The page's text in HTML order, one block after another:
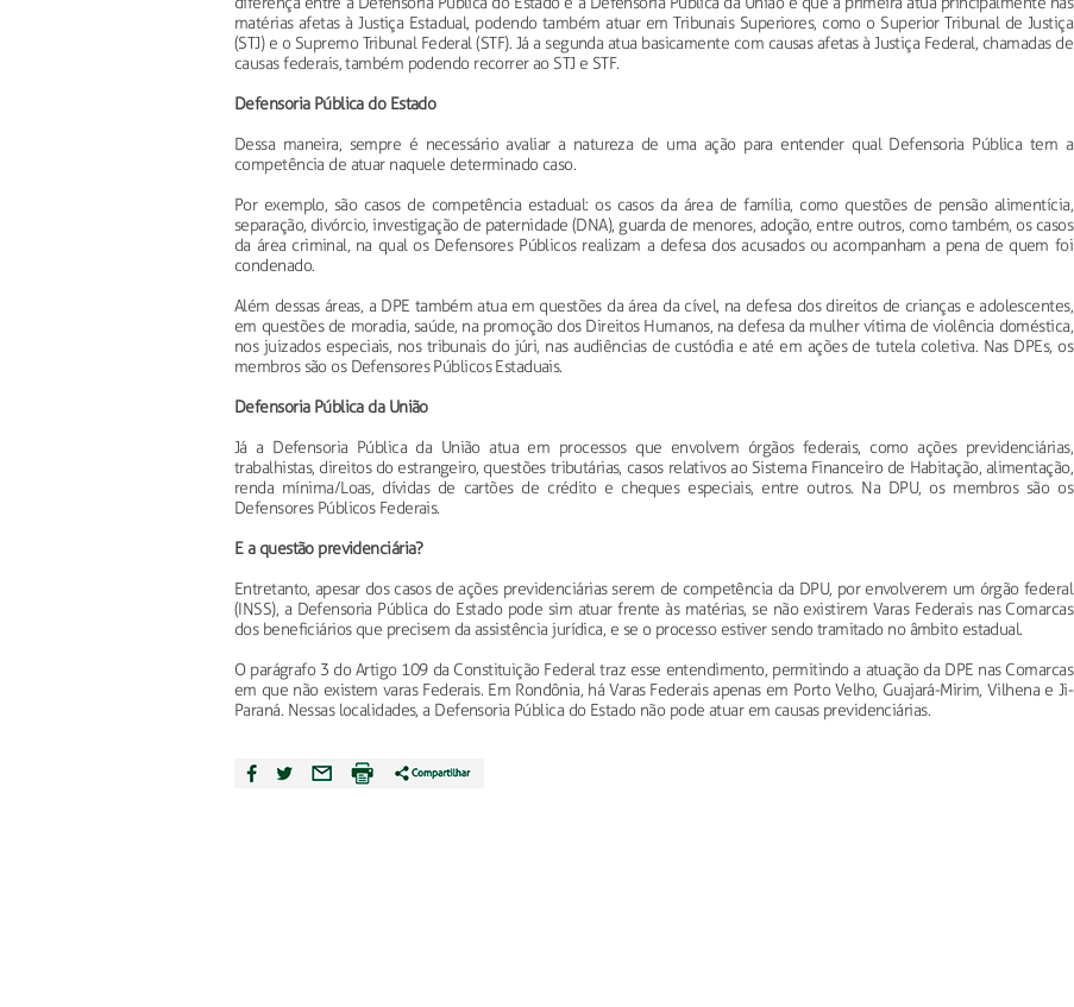
matérias afetas à Justiça Estadual, podendo também atuar em Tribunais Superiores, como o Superior Tribunal de Justiça
(STJ) e o Supremo Tribunal Federal (STF). Já a segunda atua basicamente com causas afetas à Justiça Federal, chamadas de
causas federais, também podendo recorrer ao STJ e STF.
Defensoria Pública do Estado
Dessa maneira, sempre é necessário avaliar a natureza de uma ação para entender qual Defensoria Pública tem a
competência de atuar naquele determinado caso.
Por exemplo, são casos de competência estadual: os casos da área de família, como questões de pensão alimentícia,
separação, divórcio, investigação de paternidade (DNA), guarda de menores, adoção, entre outros, como também, os casos
da área criminal, na qual os Defensores Públicos realizam a defesa dos acusados ou acompanham a pena de quem foi
condenado.
Além dessas áreas, a DPE também atua em questões da área da cível, na defesa dos direitos de crianças e adolescentes,
em questões de moradia, saúde, na promoção dos Direitos Humanos, na defesa da mulher vítima de violência doméstica,
nos juizados especiais, nos tribunais do júri, nas audiências de custódia e até em ações de tutela coletiva. Nas DPEs, os
membros são os Defensores Públicos Estaduais.
Defensoria Pública da União
Já a Defensoria Pública da União atua em processos que envolvem órgãos federais, como ações previdenciárias,
trabalhistas, direitos do estrangeiro, questões tributárias, casos relativos ao Sistema Financeiro de Habitação, alimentação,
renda mínima/Loas, dívidas de cartões de crédito e cheques especiais, entre outros. Na DPU, os membros são os
Defensores Públicos Federais.
E a questão previdenciária?
Entretanto, apesar dos casos de ações previdenciárias serem de competência da DPU, por envolverem um órgão federal
(INSS), a Defensoria Pública do Estado pode sim atuar frente às matérias, se não existirem Varas Federais nas Comarcas
dos beneficiários que precisem da assistência jurídica, e se o processo estiver sendo tramitado no âmbito estadual.
O parágrafo 3 do Artigo 109 da Constituição Federal traz esse entendimento, permitindo a atuação da DPE nas Comarcas
em que não existem varas Federais. Em Rondônia, há Varas Federais apenas em Porto Velho, Guajará-Mirim, Vilhena e Ji-
Paraná. Nessas localidades, a Defensoria Pública do Estado não pode atuar em causas previdenciárias.